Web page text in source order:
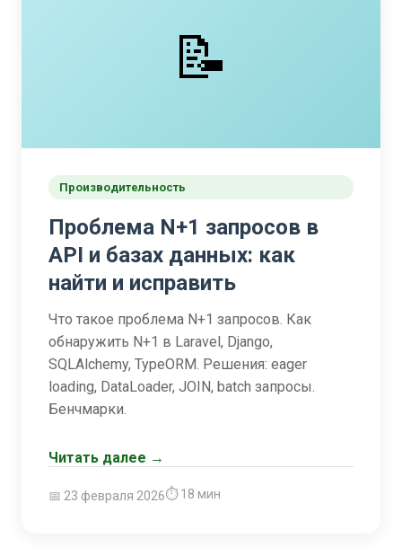
📝
Производительность
Проблема N+1 запросов в
API и базах данных: как
найти и исправить
Что такое проблема N+1 запросов. Как
обнаружить N+1 в Laravel, Django,
SQLAlchemy, TypeORM. Решения: eager
loading, DataLoader, JOIN, batch запросы.
Бенчмарки.
Читать далее →
📅 23 февраля 2026⏱ 18 мин